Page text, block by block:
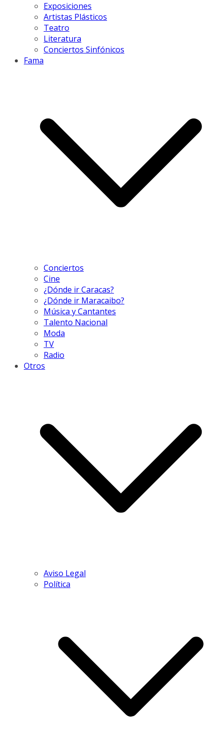
Exposiciones
Artistas Plásticos
Teatro
Literatura
Conciertos Sinfónicos
Fama
Conciertos
Cine
¿Dónde ir Caracas?
¿Dónde ir Maracaibo?
Música y Cantantes
Talento Nacional
Moda
TV
Radio
Otros
Aviso Legal
Política